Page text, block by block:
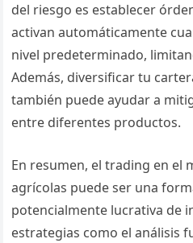
del riesgo es establecer
activan automáticamente
nivel predeterminado,
Además, diversificar tu
también puede ayudar a
entre diferentes productos.
En resumen, el trading en el
agrícolas puede ser una
potencialmente lucrativa de
estrategias como el análisis